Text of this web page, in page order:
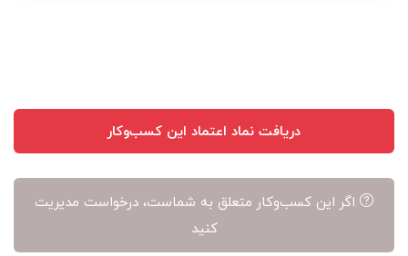
دریافت نماد اعتماد این کسب‌وکار
اگر این کسب‌وکار متعلق به شماست، درخواست مدیریت
کنید